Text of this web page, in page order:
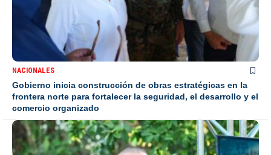
NACIONALES
Gobierno inicia construcción de obras estratégicas en la
frontera norte para fortalecer la seguridad, el desarrollo y el
comercio organizado